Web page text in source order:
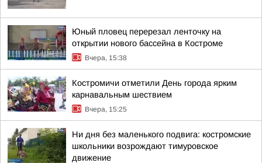
Юный пловец перерезал ленточку на
открытии нового бассейна в Костроме
Вчера, 15:38
Костромичи отметили День города ярким
карнавальным шествием
Вчера, 15:25
Ни дня без маленького подвига: костромские
школьники возрождают тимуровское
движение